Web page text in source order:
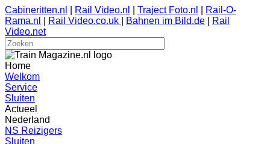
Cabineritten.nl Rail Video.nl Traject Foto.nl
Rail-O-
Rama.nl
Rail Video.co.uk Bahnen im Bild.de
Rail
Video.net
Home
Welkom
Service
Sluiten
Actueel
Nederland
NS Reizigers
Sluiten